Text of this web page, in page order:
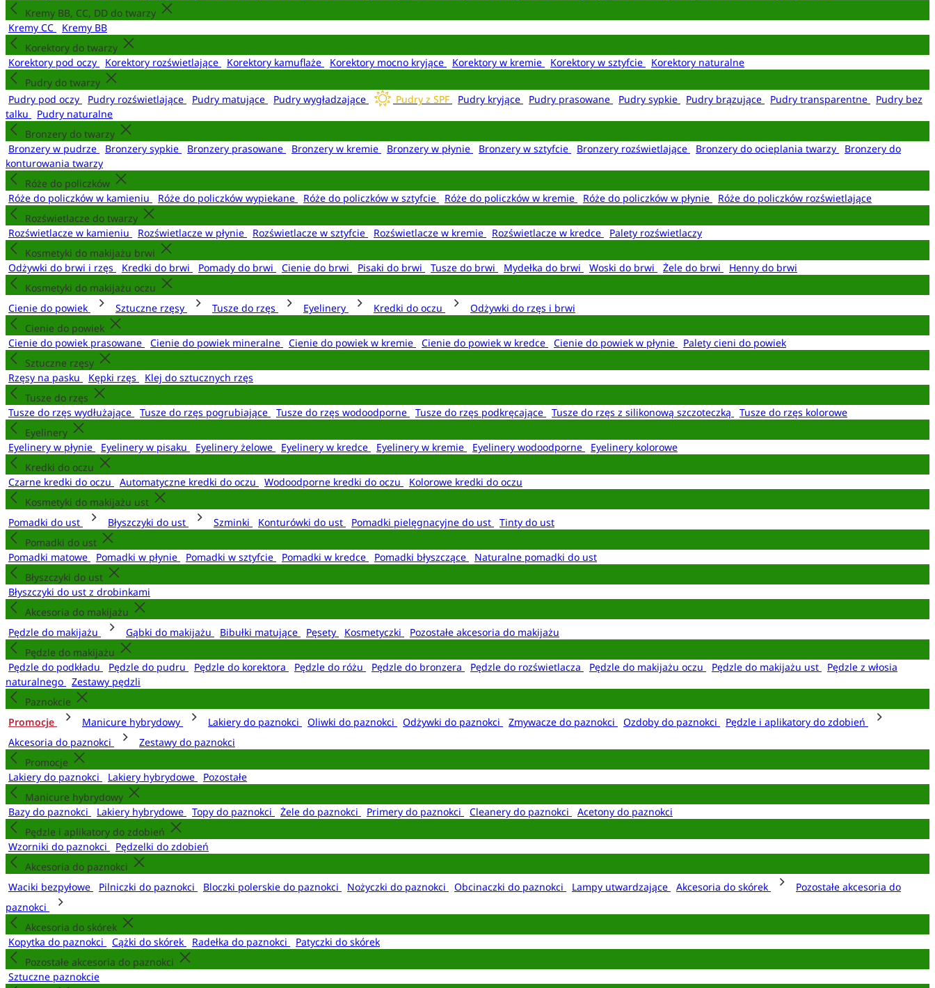
Kremy BB, CC, DD do twarzy
Kremy CC
Kremy BB
Korektory do twarzy
Korektory pod oczy
Korektory rozświetlające Korektory kamuflaże Korektory mocno kryjące Korektory w kremie Korektory w sztyfcie
Korektory naturalne
Pudry do twarzy
Pudry pod oczy
Pudry rozświetlające Pudry matujące Pudry wygładzające Pudry z SPF Pudry kryjące Pudry prasowane Pudry sypkie Pudry brązujące Pudry transparentne
Pudry bez
talku
Pudry naturalne
Bronzery do twarzy
Bronzery w pudrze
Bronzery sypkie Bronzery prasowane Bronzery w kremie Bronzery w płynie Bronzery w sztyfcie Bronzery rozświetlające Bronzery do ocieplania twarzy
Bronzery do
konturowania twarzy
Róże do policzków
Róże do policzków w kamieniu
Róże do policzków wypiekane Róże do policzków w sztyfcie Róże do policzków w kremie Róże do policzków w płynie
Róże do policzków rozświetlające
Rozświetlacze do twarzy
Rozświetlacze w kamieniu
Rozświetlacze w płynie Rozświetlacze w sztyfcie Rozświetlacze w kremie Rozświetlacze w kredce
Palety rozświetlaczy
Kosmetyki do makijażu brwi
Odżywki do brwi i rzęs
Kredki do brwi Pomady do brwi Cienie do brwi Pisaki do brwi Tusze do brwi Mydełka do brwi Woski do brwi Żele do brwi
Henny do brwi
Kosmetyki do makijażu oczu
Cienie do powiek
Sztuczne rzęsy Tusze do rzęs Eyelinery Kredki do oczu
Odżywki do rzęs i brwi
Cienie do powiek
Cienie do powiek prasowane
Cienie do powiek mineralne Cienie do powiek w kremie Cienie do powiek w kredce Cienie do powiek w płynie
Palety cieni do powiek
Sztuczne rzęsy
Rzęsy na pasku
Kępki rzęs
Klej do sztucznych rzęs
Tusze do rzęs
Tusze do rzęs wydłużające
Tusze do rzęs pogrubiające Tusze do rzęs wodoodporne Tusze do rzęs podkręcające Tusze do rzęs z silikonową szczoteczką
Tusze do rzęs kolorowe
Eyelinery
Eyelinery w płynie
Eyelinery w pisaku Eyelinery żelowe Eyelinery w kredce Eyelinery w kremie Eyelinery wodoodporne
Eyelinery kolorowe
Kredki do oczu
Czarne kredki do oczu
Automatyczne kredki do oczu Wodoodporne kredki do oczu
Kolorowe kredki do oczu
Kosmetyki do makijażu ust
Pomadki do ust
Błyszczyki do ust Szminki Konturówki do ust Pomadki pielęgnacyjne do ust
Tinty do ust
Pomadki do ust
Pomadki matowe
Pomadki w płynie Pomadki w sztyfcie Pomadki w kredce Pomadki błyszczące
Naturalne pomadki do ust
Błyszczyki do ust
Błyszczyki do ust z drobinkami
Akcesoria do makijażu
Pędzle do makijażu
Gąbki do makijażu Bibułki matujące Pęsety Kosmetyczki
Pozostałe akcesoria do makijażu
Pędzle do makijażu
Pędzle do podkładu
Pędzle do pudru Pędzle do korektora Pędzle do różu Pędzle do bronzera Pędzle do rozświetlacza Pędzle do makijażu oczu Pędzle do makijażu ust
Pędzle z włosia
naturalnego
Zestawy pędzli
Paznokcie
Promocje
Manicure hybrydowy Lakiery do paznokci Oliwki do paznokci Odżywki do paznokci Zmywacze do paznokci Ozdoby do paznokci
Pędzle i aplikatory do zdobień
Akcesoria do paznokci
Zestawy do paznokci
Promocje
Lakiery do paznokci
Lakiery hybrydowe
Pozostałe
Manicure hybrydowy
Bazy do paznokci
Lakiery hybrydowe Topy do paznokci Żele do paznokci Primery do paznokci Cleanery do paznokci
Acetony do paznokci
Pędzle i aplikatory do zdobień
Wzorniki do paznokci
Pędzelki do zdobień
Akcesoria do paznokci
Waciki bezpyłowe
Pilniczki do paznokci Bloczki polerskie do paznokci Nożyczki do paznokci Obcinaczki do paznokci Lampy utwardzające Akcesoria do skórek
Pozostałe akcesoria do
paznokci
Akcesoria do skórek
Kopytka do paznokci
Cążki do skórek Radełka do paznokci
Patyczki do skórek
Pozostałe akcesoria do paznokci
Sztuczne paznokcie